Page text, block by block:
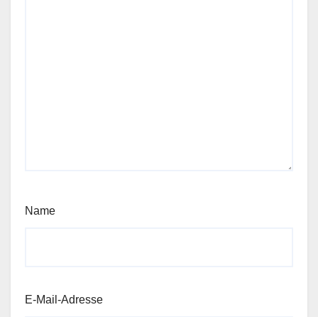
Name
E-Mail-Adresse